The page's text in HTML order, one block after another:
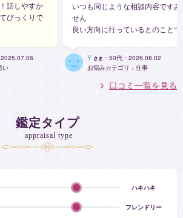
人で抱えているお悩みはございません
なんでもお話しください。
も意味があり、解決策が存在します。解
、奥深くまで霊視することで問題の原因や
かり、この力を占いに使うことを決めまし
決し、悩んでいる人の光になることが占い
話しやすか
びっくりで
卒業しま
いと思いま
40代 ・2025.07.06
い
いつも同じような相談内容ですみ
せん
良い方向に行っているとのことで
どうにか、気力が戻り前向きにや
ていければと思います。
Y さま ・50代・2026.08.02
お悩みカテゴリ：仕事
口コミ一覧を見る
鑑定タイプ
appraisal type
ハキハキ
フレンドリー